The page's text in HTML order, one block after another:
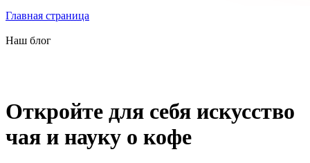
Главная страница
Наш блог
Откройте для себя искусство
чая и науку о кофе